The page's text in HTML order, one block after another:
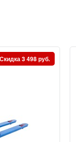
Скидка 3 498 руб.